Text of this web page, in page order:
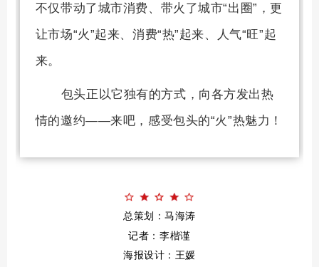
不仅带动了城市消费、带火了城市“出圈”，更
让市场“火”起来、消费“热”起来、人气“旺”起
来。
包头正以它独有的方式，向各方发出热
情的邀约——来吧，感受包头的“火”热魅力！
总策划：马海涛
记者：李楷谨
海报设计：王媛